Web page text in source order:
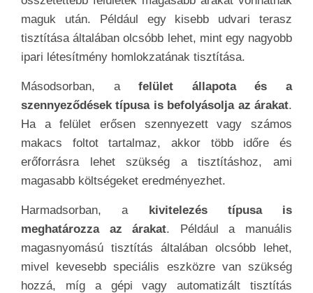
maguk után. Például egy kisebb udvari terasz
tisztítása általában olcsóbb lehet, mint egy nagyobb
ipari létesítmény homlokzatának tisztítása.
Másodsorban, afelület állapota és a
szennyeződések típusa is befolyásolja az árakat.
Ha a felület erősen szennyezett vagy számos
makacs foltot tartalmaz, akkor több időre és
erőforrásra lehet szükség a tisztításhoz, ami
magasabb költségeket eredményezhet.
Harmadsorban, akivitelezés típusa is
meghatározza az árakat. Például a manuális
magasnyomású tisztítás általában olcsóbb lehet,
mivel kevesebb speciális eszközre van szükség
hozzá, míg a gépi vagy automatizált tisztítás